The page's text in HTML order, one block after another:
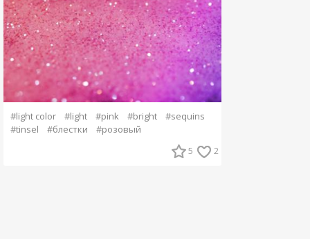
#light color #light #pink #bright
#sequins
#tinsel
#блестки #розовый
5 2